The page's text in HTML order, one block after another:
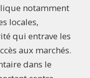
notamment
locales,
qui entrave les
aux marchés.
dans le